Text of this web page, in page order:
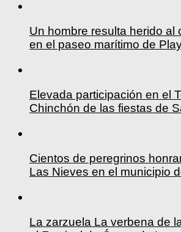
Un hombre resulta herido al
en el paseo marítimo de
Elevada participación en el
Chinchón de las fiestas de
Cientos de peregrinos
Las Nieves en el municipio
La zarzuela La verbena de